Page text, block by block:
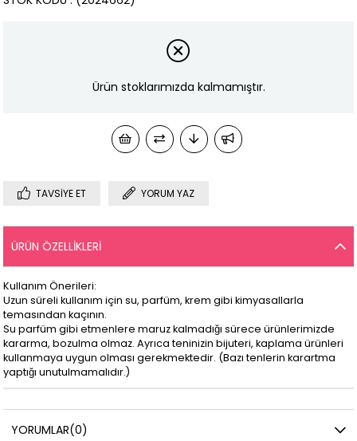
Ürün stoklarımızda kalmamıştır.
TAVSIYE ET YORUM YAZ
ÜRÜN ÖZELLIKLERI
Kullanım Önerileri:
Uzun süreli kullanım için su, parfüm, krem gibi kimyasallarla
temasından kaçının.
Su parfüm gibi etmenlere maruz kalmadığı sürece ürünlerimizde
kararma, bozulma olmaz. Ayrıca teninizin bijuteri, kaplama ürünleri
kullanmaya uygun olması gerekmektedir. (Bazı tenlerin karartma
yaptığı unutulmamalıdır.)
YORUMLAR(0)